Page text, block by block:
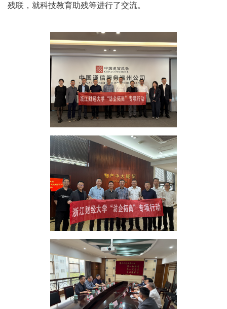
残联，就科技教育助残等进行了交流。